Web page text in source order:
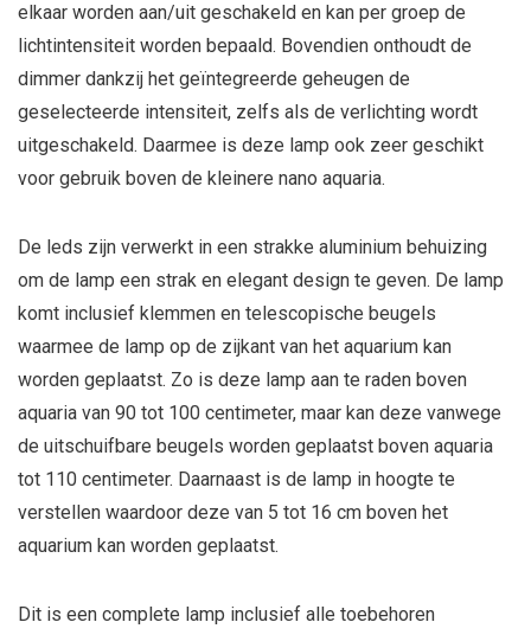
elkaar worden aan/uit geschakeld en kan per groep de
lichtintensiteit worden bepaald. Bovendien onthoudt de
dimmer dankzij het geïntegreerde geheugen de
geselecteerde intensiteit, zelfs als de verlichting wordt
uitgeschakeld. Daarmee is deze lamp ook zeer geschikt
voor gebruik boven de kleinere nano aquaria.
De leds zijn verwerkt in een strakke aluminium behuizing
om de lamp een strak en elegant design te geven. De lamp
komt inclusief klemmen en telescopische beugels
waarmee de lamp op de zijkant van het aquarium kan
worden geplaatst. Zo is deze lamp aan te raden boven
aquaria van 90 tot 100 centimeter, maar kan deze vanwege
de uitschuifbare beugels worden geplaatst boven aquaria
tot 110 centimeter. Daarnaast is de lamp in hoogte te
verstellen waardoor deze van 5 tot 16 cm boven het
aquarium kan worden geplaatst.
Dit is een complete lamp inclusief alle toebehoren